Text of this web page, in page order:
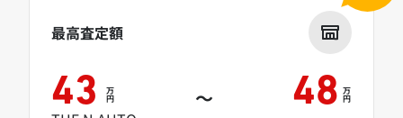
最高査定額
43 万
円 ～ 48 万
円